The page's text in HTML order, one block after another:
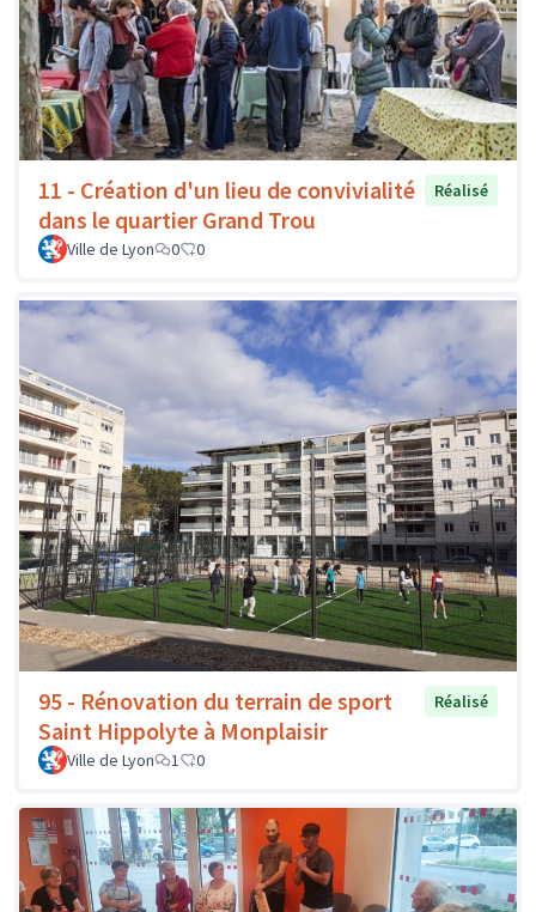
11 - Création d'un lieu de convivialité
dans le quartier Grand Trou
Réalisé
Ville de Lyon 0 0
95 - Rénovation du terrain de sport
Saint Hippolyte à Monplaisir
Réalisé
Ville de Lyon 1 0